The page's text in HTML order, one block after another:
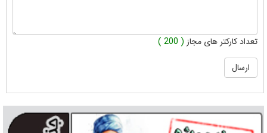
تعداد کارکتر های مجاز ( 200 )